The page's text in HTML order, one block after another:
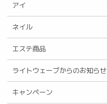
アイ
ネイル
エステ商品
ライトウェーブからのお知らせ
キャンペーン